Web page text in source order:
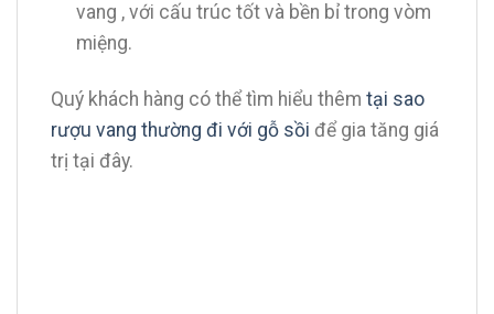
vang , với cấu trúc tốt và bền bỉ trong vòm
miệng.
Quý khách hàng có thể tìm hiểu thêm tại sao
rượu vang thường đi với gỗ sồi để gia tăng giá
trị tại đây.